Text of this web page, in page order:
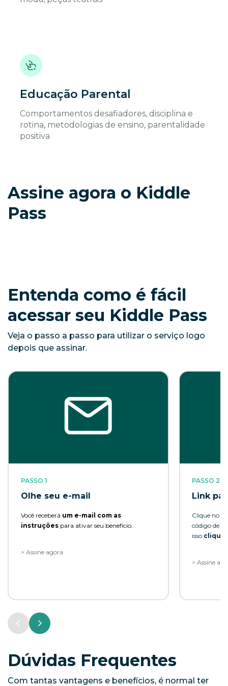
Educação Parental
Comportamentos desafiadores, disciplina e
rotina, metodologias de ensino, parentalidade
positiva
Assine agora o Kiddle
Pass
Entenda como é fácil
acessar seu Kiddle Pass
Veja o passo a passo para utilizar o serviço logo
depois que assinar.
PASSO 1
Olhe seu e-mail
Você receberá um e-mail com as
instruçõespara ativar seu benefício.
> Assine agora
PASSO 2
Link
Clique no
código de
isso clique
> Assine
Dúvidas Frequentes
Com tantas vantagens e benefícios, é normal ter